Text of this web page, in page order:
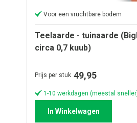
Voor een vruchtbare bodem
Teelaarde - tuinaarde
circa 0,7 kuub)
Prijs per stuk 49,95
1-10 werkdagen (meestal
In Winkelwagen